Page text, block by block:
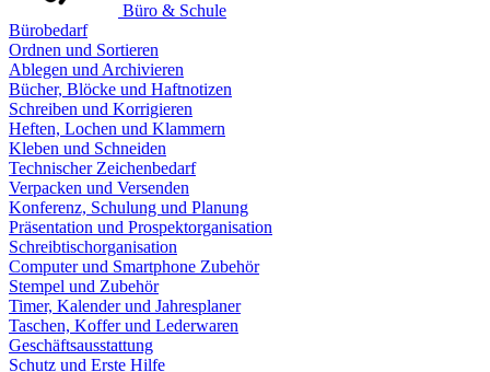
Büro & Schule
Bürobedarf
Ordnen und Sortieren
Ablegen und Archivieren
Bücher, Blöcke und Haftnotizen
Schreiben und Korrigieren
Heften, Lochen und Klammern
Kleben und Schneiden
Technischer Zeichenbedarf
Verpacken und Versenden
Konferenz, Schulung und Planung
Präsentation und Prospektorganisation
Schreibtischorganisation
Computer und Smartphone Zubehör
Stempel und Zubehör
Timer, Kalender und Jahresplaner
Taschen, Koffer und Lederwaren
Geschäftsausstattung
Schutz und Erste Hilfe